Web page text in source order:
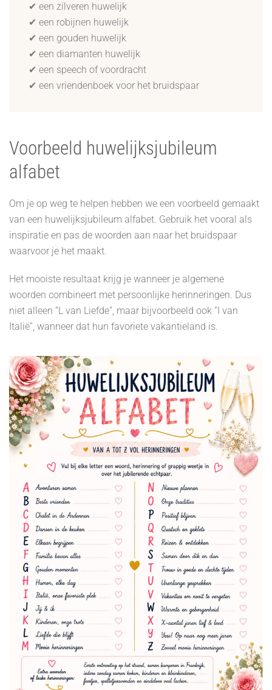
✔ een zilveren huwelijk
✔ een robijnen huwelijk
✔ een gouden huwelijk
✔ een diamanten huwelijk
✔ een speech of voordracht
✔ een vriendenboek voor het bruidspaar
Voorbeeld huwelijksjubileum
alfabet
Om je op weg te helpen hebben we een voorbeeld gemaakt
van een huwelijksjubileum alfabet. Gebruik het vooral als
inspiratie en pas de woorden aan naar het bruidspaar
waarvoor je het maakt.
Het mooiste resultaat krijg je wanneer je algemene
woorden combineert met persoonlijke herinneringen. Dus
niet alleen “L van Liefde”, maar bijvoorbeeld ook “I van
Italië”, wanneer dat hun favoriete vakantieland is.